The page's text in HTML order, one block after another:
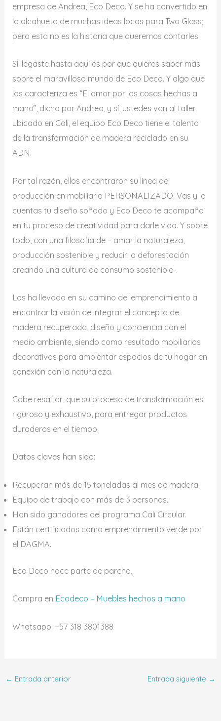
empresa de Andrea, Eco Deco. Y se ha convertido en
la alcahueta de muchas ideas locas para Two Glass;
pero esta no es la historia que queremos contarles.
Si llegaste hasta aquí es por que quieres saber más
sobre el maravilloso mundo de Eco Deco. Y algo que
los caracteriza es “El amor por las cosas hechas a
mano”, dicho por Andrea, y sí, ustedes van al taller
ubicado en Cali, el equipo Eco Deco tiene el talento
de la transformación de madera reciclado en su
ADN.
Por tal razón, ellos encontraron su línea de
producción en mobiliario PERSONALIZADO. Vas y le
cuentas tu diseño soñado y Eco Deco te acompaña
en tu proceso de creatividad para darle vida. Y sobre
todo, con una filosofía de – amar la naturaleza,
producción sostenible y reducir la deforestación
creando una cultura de consumo sostenible-.
Los ha llevado en su camino del emprendimiento a
encontrar la visión de integrar el concepto de
madera recuperada, diseño y conciencia con el
medio ambiente, siendo como resultado mobiliarios
decorativos para ambientar espacios de tu hogar en
conexión con la naturaleza.
Cabe resaltar, que su proceso de transformación es
riguroso y exhaustivo, para entregar productos
duraderos en el tiempo.
Datos claves han sido:
Recuperan más de 15 toneladas al mes de madera.
Equipo de trabajo con más de 3 personas.
Han sido ganadores del programa Cali Circular.
Están certificados como emprendimiento verde por
el DAGMA.
Eco Deco hace parte de parche,
Compra en Ecodeco – Muebles hechos a mano
Whatsapp: +57 318 3801388
← Entrada anterior Entrada siguiente →